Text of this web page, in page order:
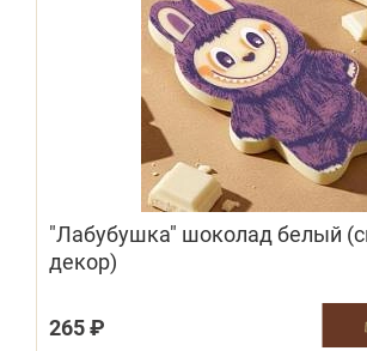
"Лабубушка" шоколад белый
декор)
265 ₽